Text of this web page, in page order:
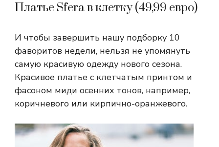
Платье Sfera в клетку (49,99 евро)
И чтобы завершить нашу подборку 10
фаворитов недели, нельзя не упомянуть
самую красивую одежду нового сезона.
Красивое платье с клетчатым принтом и
фасоном миди осенних тонов, например,
коричневого или кирпично-оранжевого.